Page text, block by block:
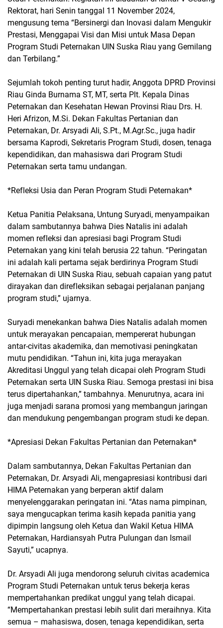
Rektorat, hari Senin tanggal 11 November 2024,
mengusung tema “Bersinergi dan Inovasi dalam Mengukir
Prestasi, Menggapai Visi dan Misi untuk Masa Depan
Program Studi Peternakan UIN Suska Riau yang Gemilang
dan Terbilang.”
Sejumlah tokoh penting turut hadir, Anggota DPRD Provinsi
Riau Ginda Burnama ST, MT, serta Plt. Kepala Dinas
Peternakan dan Kesehatan Hewan Provinsi Riau Drs. H.
Heri Afrizon, M.Si. Dekan Fakultas Pertanian dan
Peternakan, Dr. Arsyadi Ali, S.Pt., M.Agr.Sc., juga hadir
bersama Kaprodi, Sekretaris Program Studi, dosen, tenaga
kependidikan, dan mahasiswa dari Program Studi
Peternakan serta tamu undangan.
*Refleksi Usia dan Peran Program Studi Peternakan*
Ketua Panitia Pelaksana, Untung Suryadi, menyampaikan
dalam sambutannya bahwa Dies Natalis ini adalah
momen refleksi dan apresiasi bagi Program Studi
Peternakan yang kini telah berusia 22 tahun. “Peringatan
ini adalah kali pertama sejak berdirinya Program Studi
Peternakan di UIN Suska Riau, sebuah capaian yang patut
dirayakan dan direfleksikan sebagai perjalanan panjang
program studi,” ujarnya.
Suryadi menekankan bahwa Dies Natalis adalah momen
untuk merayakan pencapaian, mempererat hubungan
antar-civitas akademika, dan memotivasi peningkatan
mutu pendidikan. “Tahun ini, kita juga merayakan
Akreditasi Unggul yang telah dicapai oleh Program Studi
Peternakan serta UIN Suska Riau. Semoga prestasi ini bisa
terus dipertahankan,” tambahnya. Menurutnya, acara ini
juga menjadi sarana promosi yang membangun jaringan
dan mendukung pengembangan program studi ke depan.
*Apresiasi Dekan Fakultas Pertanian dan Peternakan*
Dalam sambutannya, Dekan Fakultas Pertanian dan
Peternakan, Dr. Arsyadi Ali, mengapresiasi kontribusi dari
HIMA Peternakan yang berperan aktif dalam
menyelenggarakan peringatan ini. “Atas nama pimpinan,
saya mengucapkan terima kasih kepada panitia yang
dipimpin langsung oleh Ketua dan Wakil Ketua HIMA
Peternakan, Hardiansyah Putra Pulungan dan Ismail
Sayuti,” ucapnya.
Dr. Arsyadi Ali juga mendorong seluruh civitas academica
Program Studi Peternakan untuk terus bekerja keras
mempertahankan predikat unggul yang telah dicapai.
“Mempertahankan prestasi lebih sulit dari meraihnya. Kita
semua – mahasiswa, dosen, tenaga kependidikan, serta